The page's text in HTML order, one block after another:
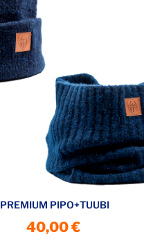
PREMIUM PIPO+TUUBI
40,00 €